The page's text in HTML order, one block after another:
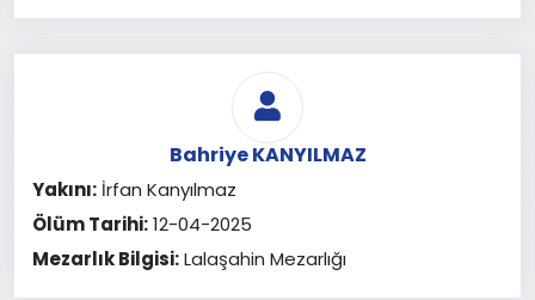
Bahriye KANYILMAZ
Yakını: İrfan Kanyılmaz
Ölüm Tarihi:12-04-2025
Mezarlık Bilgisi:Lalaşahin Mezarlığı